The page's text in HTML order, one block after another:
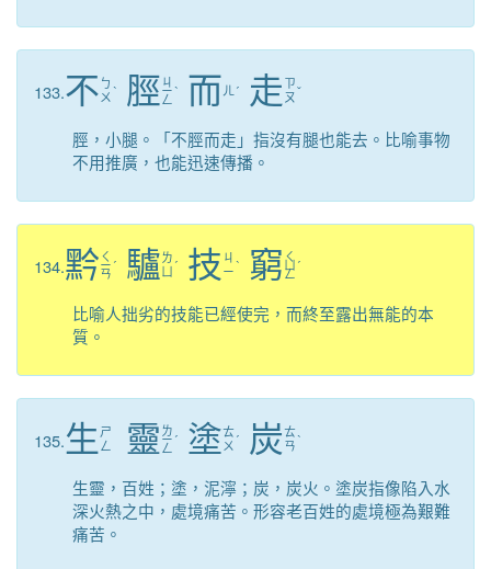
133.不 ㄅ
ㄨ ˋ 脛 ㄐ
ㄧ
ㄥ
ˋ 而 ㄦ ˊ 走 ㄗ
ㄡˇ
脛，小腿。「不脛而走」指沒有腿也能去。比喻事物
不用推廣，也能迅速傳播。
134.黔 ㄑ
ㄧ
ㄢ
ˊ 驢ㄌ
ˊ 技 ㄐ
ㄧˋ 窮 ㄑ
ㄩ
ㄥ
ˊ
比喻人拙劣的技能已經使完，而終至露出無能的本
質。
135.生 ㄕ
ㄥ
靈 ㄌ
ㄧ
ㄥ
ˊ 塗ㄊ
ㄨ ˊ 炭ㄊ
ㄢˋ
生靈，百姓；塗，泥濘；炭，炭火。塗炭指像陷入水
深火熱之中，處境痛苦。形容老百姓的處境極為艱難
痛苦。